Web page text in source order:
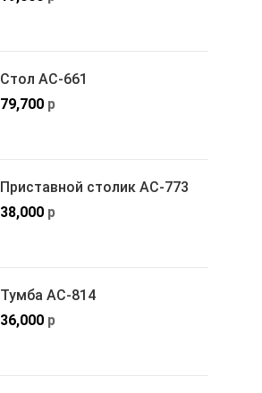
Стол АС-661
79,700 р
Приставной столик АС-773
38,000 р
Тумба АС-814
36,000 р